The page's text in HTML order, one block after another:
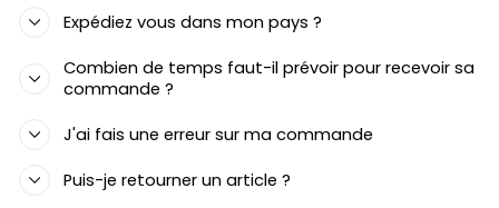
Expédiez vous dans mon pays ?
Combien de temps faut-il prévoir pour recevoir sa
commande ?
J'ai fais une erreur sur ma commande
Puis-je retourner un article ?